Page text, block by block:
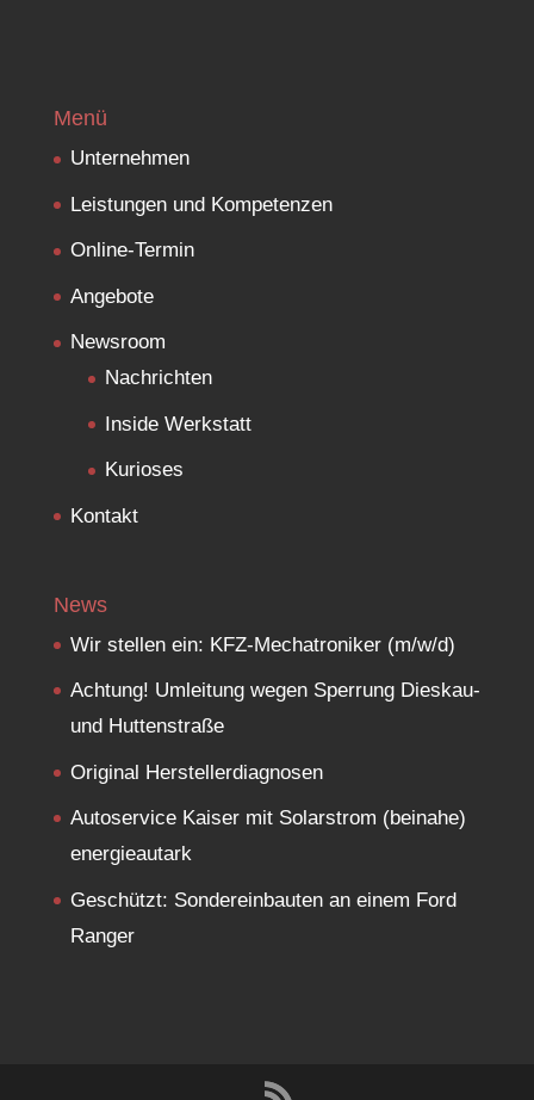
Menü
Unternehmen
Leistungen und Kompetenzen
Online-Termin
Angebote
Newsroom
Nachrichten
Inside Werkstatt
Kurioses
Kontakt
News
Wir stellen ein: KFZ-Mechatroniker (m/w/d)
Achtung! Umleitung wegen Sperrung Dieskau-
und Huttenstraße
Original Herstellerdiagnosen
Autoservice Kaiser mit Solarstrom (beinahe)
energieautark
Geschützt: Sondereinbauten an einem Ford
Ranger